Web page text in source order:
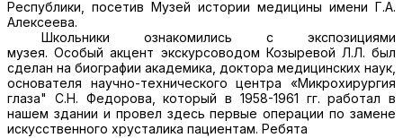
Республики, посетив Музей истории медицины имени Г.А.
Алексеева.
Школьники ознакомились с экспозициями
музея.Особый акцент экскурсоводом Козыревой Л.Л. был
сделан на биографии академика , доктора медицинских наук,
основателя научно-технического центра «Микрохирургия
глаза" С.Н. Федорова, который в 1958-1961 гг. работал в
нашем здании и провел здесь первые операции по замене
искусственного хрусталика пациентам. Ребята